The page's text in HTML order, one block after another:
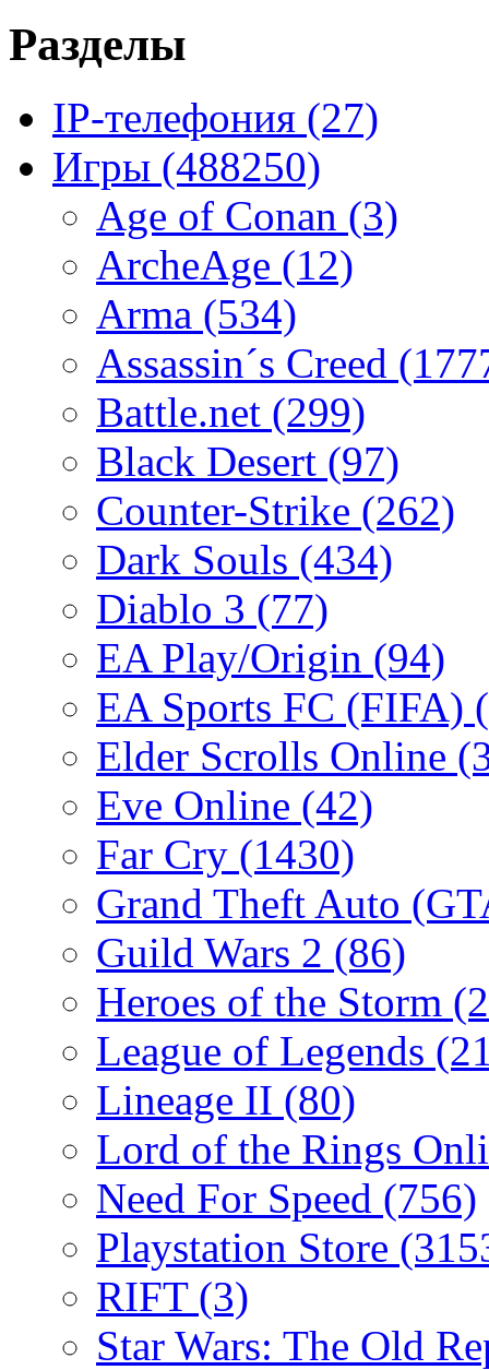
Разделы
IP-телефония (27)
Игры (488250)
Age of Conan (3)
ArcheAge (12)
Arma (534)
Assassin´s Creed
Battle.net (299)
Black Desert (97)
Counter-Strike (262)
Dark Souls (434)
Diablo 3 (77)
EA Play/Origin (94)
EA Sports FC (FIFA)
Elder Scrolls Online
Eve Online (42)
Far Cry (1430)
Grand Theft Auto
Guild Wars 2 (86)
Heroes of the Storm
League of Legends
Lineage II (80)
Lord of the Rings
Need For Speed (756)
Playstation Store
RIFT (3)
Star Wars: The Old